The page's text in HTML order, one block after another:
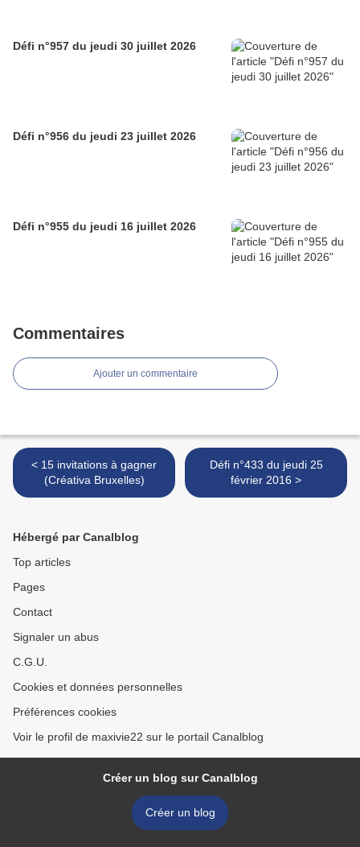
Défi n°957 du jeudi 30 juillet 2026
Défi n°956 du jeudi 23 juillet 2026
Défi n°955 du jeudi 16 juillet 2026
Commentaires
Ajouter un commentaire
< 15 invitations à gagner
(Créativa Bruxelles)
Défi n°433 du jeudi 25
février 2016 >
Hébergé par Canalblog
Top articles
Pages
Contact
Signaler un abus
C.G.U.
Cookies et données personnelles
Préférences cookies
Voir le profil de maxivie22 sur le portail Canalblog
Créer un blog sur Canalblog
Créer un blog